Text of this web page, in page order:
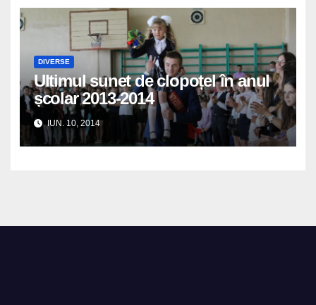
DIVERSE
Ultimul sunet de clopoțel în anul
școlar 2013-2014
IUN. 10, 2014